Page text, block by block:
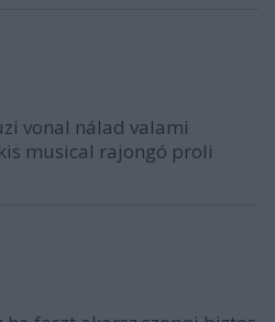
vonal nálad valami
musical rajongó proli